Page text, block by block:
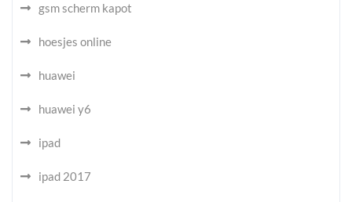
gsm scherm kapot
hoesjes online
huawei
huawei y6
ipad
ipad 2017